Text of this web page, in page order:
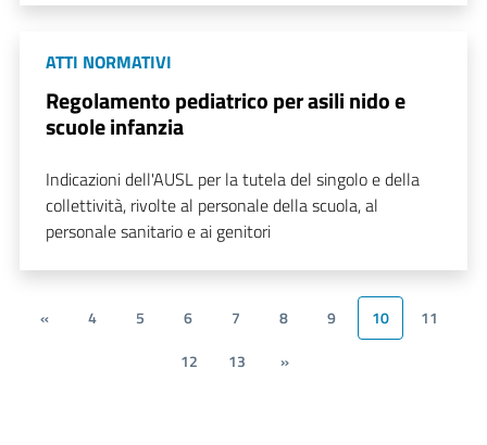
ATTI NORMATIVI
Regolamento pediatrico per asili nido e
scuole infanzia
Indicazioni dell'AUSL per la tutela del singolo e della
collettività, rivolte al personale della scuola, al
personale sanitario e ai genitori
« 4 5 6 7 8 9 10
11
12
13 »